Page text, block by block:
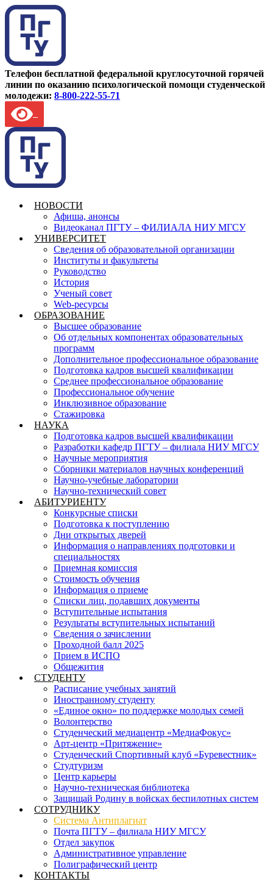
Телефон бесплатной федеральной круглосуточной горячей
линии по оказанию психологической помощи студенческой
молодежи: 8-800-222-55-71
НОВОСТИ
Афиша, анонсы
Видеоканал ПГТУ – ФИЛИАЛА НИУ МГСУ
УНИВЕРСИТЕТ
Сведения об образовательной организации
Институты и факультеты
Руководство
История
Ученый совет
Web-ресурсы
ОБРАЗОВАНИЕ
Высшее образование
Об отдельных компонентах образовательных
программ
Дополнительное профессиональное образование
Подготовка кадров высшей квалификации
Среднее профессиональное образование
Профессиональное обучение
Инклюзивное образование
Стажировка
НАУКА
Подготовка кадров высшей квалификации
Разработки кафедр ПГТУ – филиала НИУ МГСУ
Научные мероприятия
Сборники материалов научных конференций
Научно-учебные лаборатории
Научно-технический совет
АБИТУРИЕНТУ
Конкурсные списки
Подготовка к поступлению
Дни открытых дверей
Информация о направлениях подготовки и
специальностях
Приемная комиссия
Стоимость обучения
Информация о приеме
Списки лиц, подавших документы
Вступительные испытания
Результаты вступительных испытаний
Сведения о зачислении
Проходной балл 2025
Прием в ИСПО
Общежития
СТУДЕНТУ
Расписание учебных занятий
Иностранному студенту
«Единое окно» по поддержке молодых семей
Волонтерство
Студенческий медиацентр «МедиаФокус»
Арт-центр «Притяжение»
Студенческий Спортивный клуб «Буревестник»
Студтуризм
Центр карьеры
Научно-техническая библиотека
Защищай Родину в войсках беспилотных систем
СОТРУДНИКУ
Система Антиплагиат
Почта ПГТУ – филиала НИУ МГСУ
Отдел закупок
Административное управление
Полиграфический центр
КОНТАКТЫ